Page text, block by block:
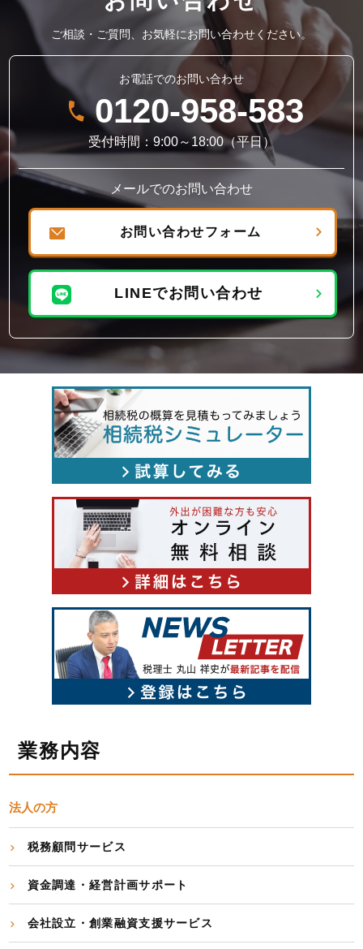
ご相談・ご質問、お気軽にお問い合わせください。
お電話でのお問い合わせ
0120-958-583
受付時間：9:00～18:00（平日）
メールでのお問い合わせ
お問い合わせフォーム
LINEでお問い合わせ
業務内容
法人の方
税務顧問サービス
資金調達・経営計画サポート
会社設立・創業融資支援サービス